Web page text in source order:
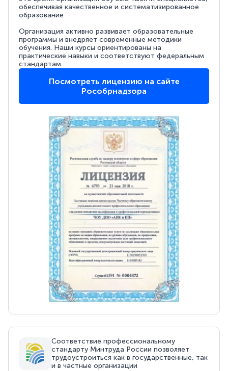
обеспечивая качественное и систематизированное
образование
Организация активно развивает образовательные
программы и внедряет современные методики
обучения. Наши курсы ориентированы на
практические навыки и соответствуют федеральным
стандартам.
Посмотреть лицензию на сайте
Рособрнадзора
Соответствие профессиональному
стандарту Минтруда России позволяет
трудоустроиться как в государственные, так
и в частные организации